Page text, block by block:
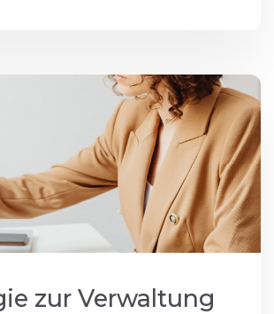
zur Verwaltung